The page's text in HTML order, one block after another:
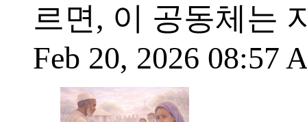
르면, 이 공동체는
Feb 20, 2026 08:57